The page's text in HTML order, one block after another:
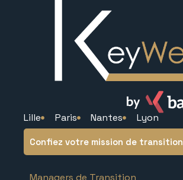
Lille Paris Nantes Lyon
Confiez votre mission de transition
Managers de Transition